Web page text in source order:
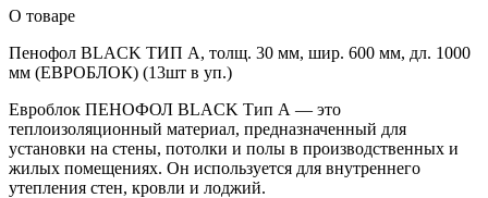
уп.)
О товаре
Пенофол BLACK ТИП А, толщ. 30 мм, шир. 600 мм, дл. 1000
мм (ЕВРОБЛОК) (13шт в уп.)
Евроблок ПЕНОФОЛ BLACK Тип А — это
теплоизоляционный материал, предназначенный для
установки на стены, потолки и полы в производственных и
жилых помещениях. Он используется для внутреннего
утепления стен, кровли и лоджий.